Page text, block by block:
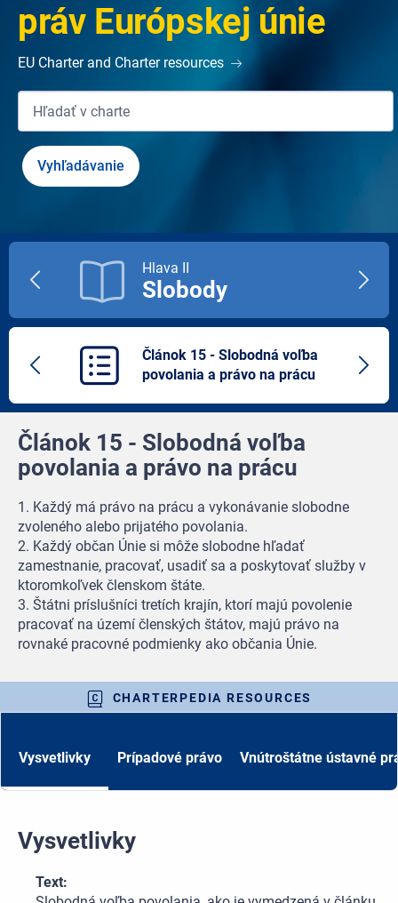
práv Európskej únie
EU Charter and Charter resources
Hlava II
Slobody
Previous
Článok 15 - Slobodná voľba
povolania a právo na prácu
Článok 15 - Slobodná voľba
povolania a právo na prácu
1. Každý má právo na prácu a vykonávanie slobodne
zvoleného alebo prijatého povolania.
2. Každý občan Únie si môže slobodne hľadať
zamestnanie, pracovať, usadiť sa a poskytovať služby v
ktoromkoľvek členskom štáte.
3. Štátni príslušníci tretích krajín, ktorí majú povolenie
pracovať na území členských štátov, majú právo na
rovnaké pracovné podmienky ako občania Únie.
CHARTERPEDIA RESOURCES
Vysvetlivky Prípadové právo Vnútroštátne ústavné
Vysvetlivky
Text: